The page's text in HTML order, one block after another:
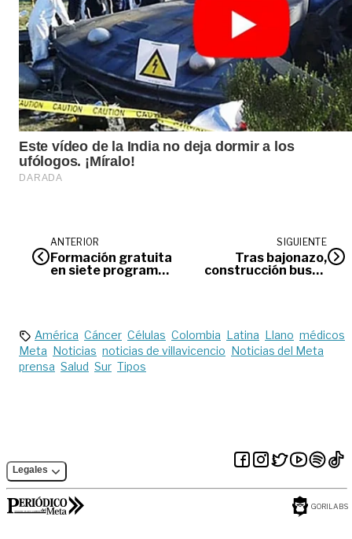
ANTERIOR
Formación gratuita
en siete programas
SIGUIENTE
Tras bajonazo,
construcción busca
América Cáncer Células Colombia Latina Llano médicos
Meta Noticias noticias de villavicencio Noticias del Meta
prensa Salud Sur Tipos
Legales
GORILABS